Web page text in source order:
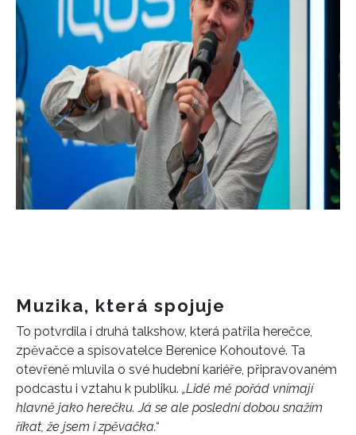
Muzika, která spojuje
To potvrdila i druhá talkshow, která patřila herečce,
zpěvačce a spisovatelce Berenice Kohoutové. Ta
otevřeně mluvila o své hudební kariéře, připravovaném
podcastu i vztahu k publiku. „Lidé mě pořád vnímají
hlavně jako herečku. Já se ale poslední dobou snažím
říkat, že jsem i zpěvačka.“